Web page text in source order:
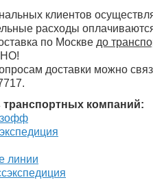
клиентов
расходы
по Москве до
доставки можно
транспортных компаний:
линии